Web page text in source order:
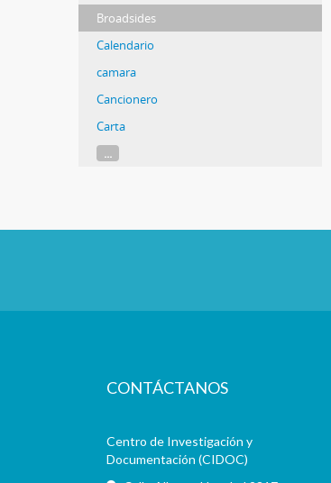
Broadsides
Calendario
camara
Cancionero
Carta
...
CONTÁCTANOS
Centro de Investigación y
Documentación (CIDOC)